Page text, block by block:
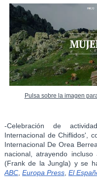
Pulsa sobre la imagen
-Celebración de
Internacional de Chiflidos',
Internacional De Orea
nacional, atrayendo
(Frank de la Jungla) y se
ABC, Europa Press, El